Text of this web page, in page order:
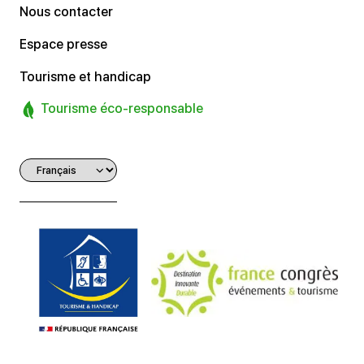
Nous contacter
Espace presse
Tourisme et handicap
Tourisme éco-responsable